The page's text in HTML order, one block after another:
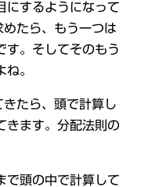
にするようになって
たら、もう一つは
す。そしてそのもう
。
たら、頭で計算し
きます。分配法則の
で頭の中で計算して